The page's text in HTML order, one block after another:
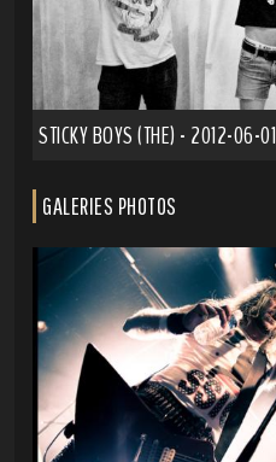
STICKY BOYS (THE) - 2012-06-01
GALERIES PHOTOS